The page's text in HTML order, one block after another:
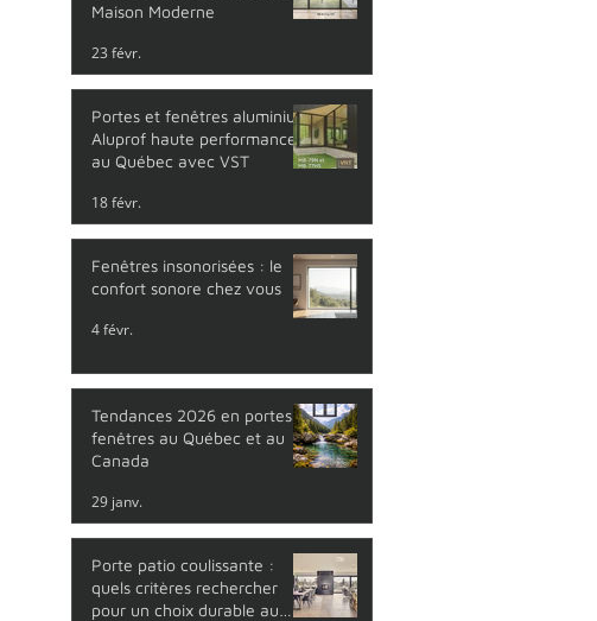
Maison Moderne
23 févr.
Portes et fenêtres aluminium
Aluprof haute performance
au Québec avec VST
18 févr.
Fenêtres insonorisées : le
confort sonore chez vous
4 févr.
Tendances 2026 en portes et
fenêtres au Québec et au
Canada
29 janv.
Porte patio coulissante :
quels critères rechercher
pour un choix durable au